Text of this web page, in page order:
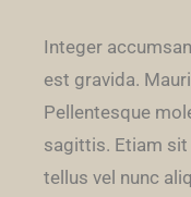
Integer
est gravida.
Pellentesque
sagittis. Etiam sit
tellus vel nunc